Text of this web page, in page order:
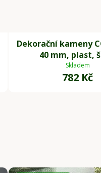
Dekorační kameny
40 mm, plast,
Skladem
782 Kč